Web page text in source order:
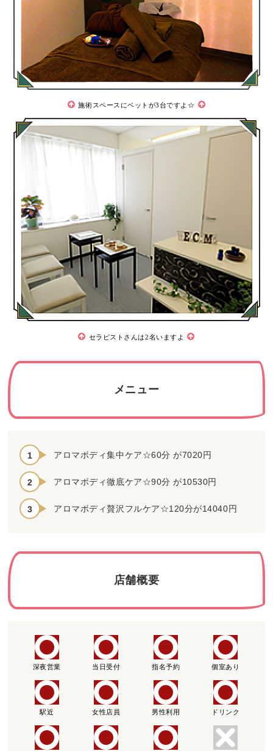
施術スペースにベットが3台ですよ☆
セラピストさんは2名いますよ
メニュー
アロマボディ集中ケア☆60分 が7020円
アロマボディ徹底ケア☆90分 が10530円
アロマボディ贅沢フルケア☆120分が14040円
店舗概要
深夜営業 当日受付 指名予約 個室あり
駅近 女性店員 男性利用 ドリンク